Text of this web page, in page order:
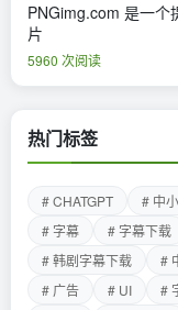
PNGimg.com 是一个
片
5960 次阅读
热门标签
# CHATGPT # 中
# 字幕
# 字幕下载
# 韩剧字幕下载
#
# 广告
# UI #